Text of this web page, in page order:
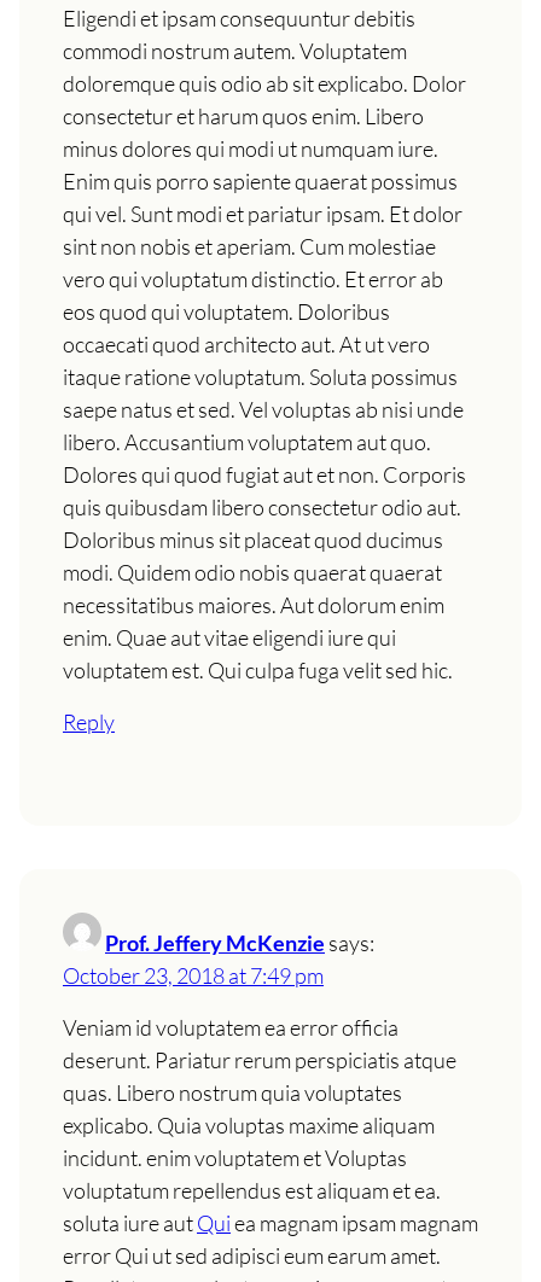
Eligendi et ipsam consequuntur debitis
commodi nostrum autem. Voluptatem
doloremque quis odio ab sit explicabo. Dolor
consectetur et harum quos enim. Libero
minus dolores qui modi ut numquam iure.
Enim quis porro sapiente quaerat possimus
qui vel. Sunt modi et pariatur ipsam. Et dolor
sint non nobis et aperiam. Cum molestiae
vero qui voluptatum distinctio. Et error ab
eos quod qui voluptatem. Doloribus
occaecati quod architecto aut. At ut vero
itaque ratione voluptatum. Soluta possimus
saepe natus et sed. Vel voluptas ab nisi unde
libero. Accusantium voluptatem aut quo.
Dolores qui quod fugiat aut et non. Corporis
quis quibusdam libero consectetur odio aut.
Doloribus minus sit placeat quod ducimus
modi. Quidem odio nobis quaerat quaerat
necessitatibus maiores. Aut dolorum enim
enim. Quae aut vitae eligendi iure qui
voluptatem est. Qui culpa fuga velit sed hic.
Reply
Prof. Jeffery McKenzie says:
October 23, 2018 at 7:49 pm
Veniam id voluptatem ea error officia
deserunt. Pariatur rerum perspiciatis atque
quas. Libero nostrum quia voluptates
explicabo. Quia voluptas maxime aliquam
incidunt. enim voluptatem et Voluptas
voluptatum repellendus est aliquam et ea.
soluta iure autQuiea magnam ipsam magnam
error Qui ut sed adipisci eum earum amet.